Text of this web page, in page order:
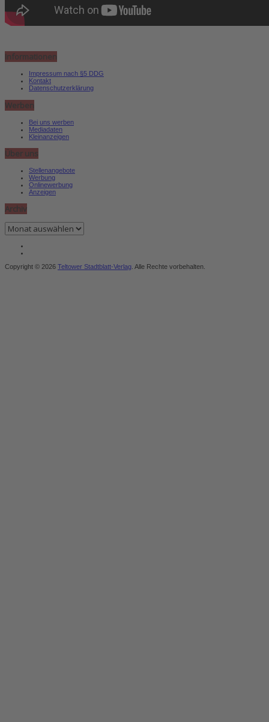
Informationen
Impressum nach §5 DDG
Kontakt
Datenschutzerklärung
Werben
Bei uns werben
Mediadaten
Kleinanzeigen
Über uns
Stellenangebote
Werbung
Onlinewerbung
Anzeigen
Archiv
Archiv
Copyright © 2026 Teltower Stadtblatt-Verlag . Alle Rechte vorbehalten.